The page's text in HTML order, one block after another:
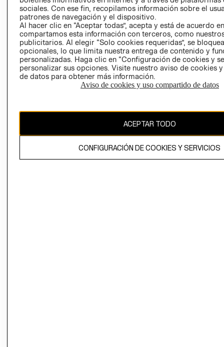
AVISO DE
Uruguay ($U)
El contenido de esta página web está protegido por copyright y es
sociales. Con ese fin, recopilamos información sobre el
patrones de navegación y el dispositivo.
Al hacer clic en “Aceptar todas”, acepta y está de acuerdo
compartamos esta información con terceros, como
publicitarios. Al elegir “Solo cookies requeridas”, se
opcionales, lo que limita nuestra entrega de contenido y
personalizadas. Haga clic en “Configuración de cookies y
personalizar sus opciones. Visite nuestro aviso de cookies
de datos para obtener más información.
Aviso de cookies y uso compartido de datos
ACEPTAR TODO
CONFIGURACIÓN DE COOKIES Y SERVICIOS